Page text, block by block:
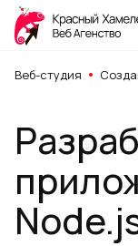
Веб-студия